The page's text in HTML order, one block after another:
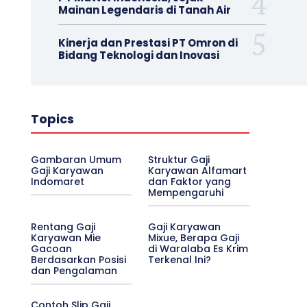
Mainan Legendaris di Tanah Air
Kinerja dan Prestasi PT Omron di
Bidang Teknologi dan Inovasi
Topics
Gambaran Umum
Gaji Karyawan
Indomaret
Struktur Gaji
Karyawan Alfamart
dan Faktor yang
Mempengaruhi
Rentang Gaji
Karyawan Mie
Gacoan
Berdasarkan Posisi
dan Pengalaman
Gaji Karyawan
Mixue, Berapa Gaji
di Waralaba Es Krim
Terkenal Ini?